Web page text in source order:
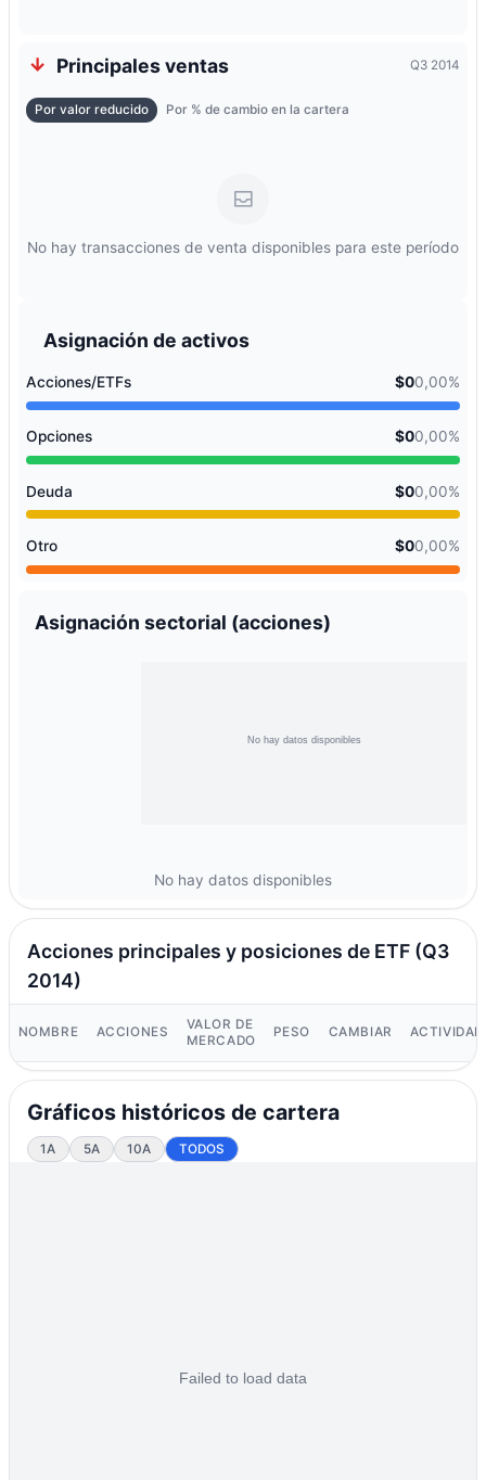
Principales ventas Q3 2014
Por valor reducido Por % de cambio en la cartera
No hay transacciones de venta disponibles para este período
Asignación de activos
Acciones/ETFs $00,00%
Opciones $00,00%
Deuda $00,00%
Otro $00,00%
Asignación sectorial (acciones)
No hay datos disponibles
Acciones principales y posiciones de ETF (Q3
2014)
NOMBRE ACCIONES
VALOR DE
MERCADO
PESO CAMBIAR ACTIVIDAD
Gráficos históricos de cartera
1A 5A 10A TODOS